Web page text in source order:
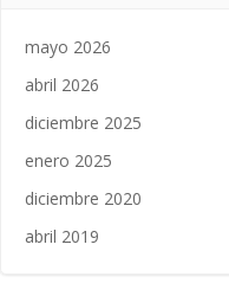
mayo 2026
abril 2026
diciembre 2025
enero 2025
diciembre 2020
abril 2019